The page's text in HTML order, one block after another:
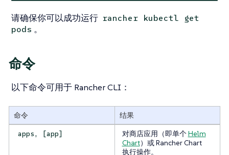
请确保你可以成功运行 rancher kubectl get
pods 。
命令
以下命令可用于 Rancher CLI：
命令 结果
apps, [app] 对商店应用（即单个Helm
Chart）或 Rancher Chart
执行操作。